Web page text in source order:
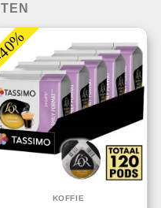
KOFFIE